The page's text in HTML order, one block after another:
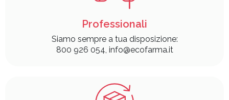
Professionali
Siamo sempre a tua disposizione:
800 926 054, info@ecofarma.it